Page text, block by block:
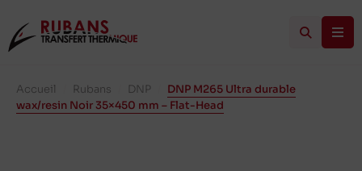
Accueil Rubans DNP
DNP M265 Ultra durable
wax/resin Noir 35×450 mm – Flat-Head